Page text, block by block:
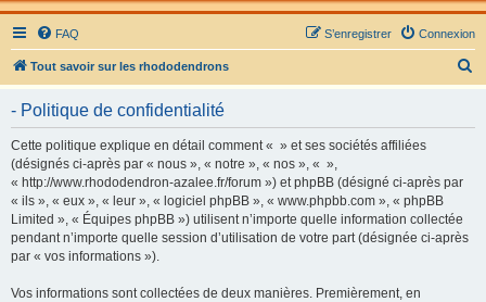
FAQ Connexion
S’enregistrer
Tout savoir sur les rhododendrons
- Politique de confidentialité
Cette politique explique en détail comment « » et ses sociétés affiliées
(désignés ci-après par « nous », « notre », « nos », « »,
« http://www.rhododendron-azalee.fr/forum ») et phpBB (désigné ci-après par
« ils », « eux », « leur », « logiciel phpBB », « www.phpbb.com », « phpBB
Limited », « Équipes phpBB ») utilisent n’importe quelle information collectée
pendant n’importe quelle session d’utilisation de votre part (désignée ci-après
par « vos informations »).
Vos informations sont collectées de deux manières. Premièrement, en